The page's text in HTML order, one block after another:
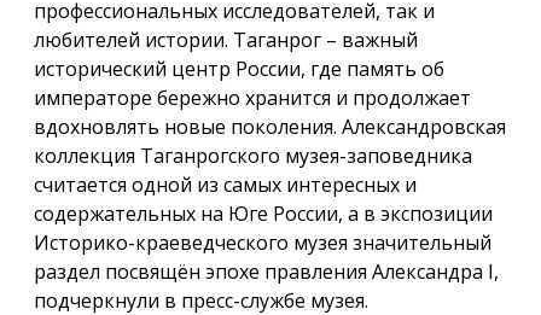
профессиональных исследователей, так и
любителей истории. Таганрог – важный
исторический центр России, где память об
императоре бережно хранится и продолжает
вдохновлять новые поколения. Александровская
коллекция Таганрогского музея-заповедника
считается одной из самых интересных и
содержательных на Юге России, а в экспозиции
Историко-краеведческого музея значительный
раздел посвящён эпохе правления Александра I,
подчеркнули в пресс-службе музея.